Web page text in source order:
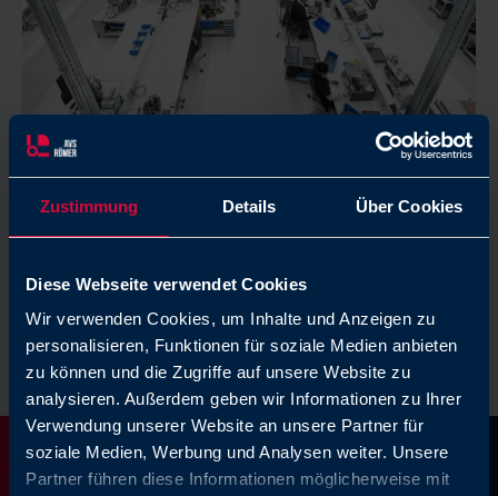
Zustimmung Details Über Cookies
Diese Webseite verwendet Cookies
Wir verwenden Cookies, um Inhalte und Anzeigen zu
personalisieren, Funktionen für soziale Medien anbieten
zu können und die Zugriffe auf unsere Website zu
analysieren. Außerdem geben wir Informationen zu Ihrer
Verwendung unserer Website an unsere Partner für
soziale Medien, Werbung und Analysen weiter. Unsere
Partner führen diese Informationen möglicherweise mit
Certificados y normas
Más información